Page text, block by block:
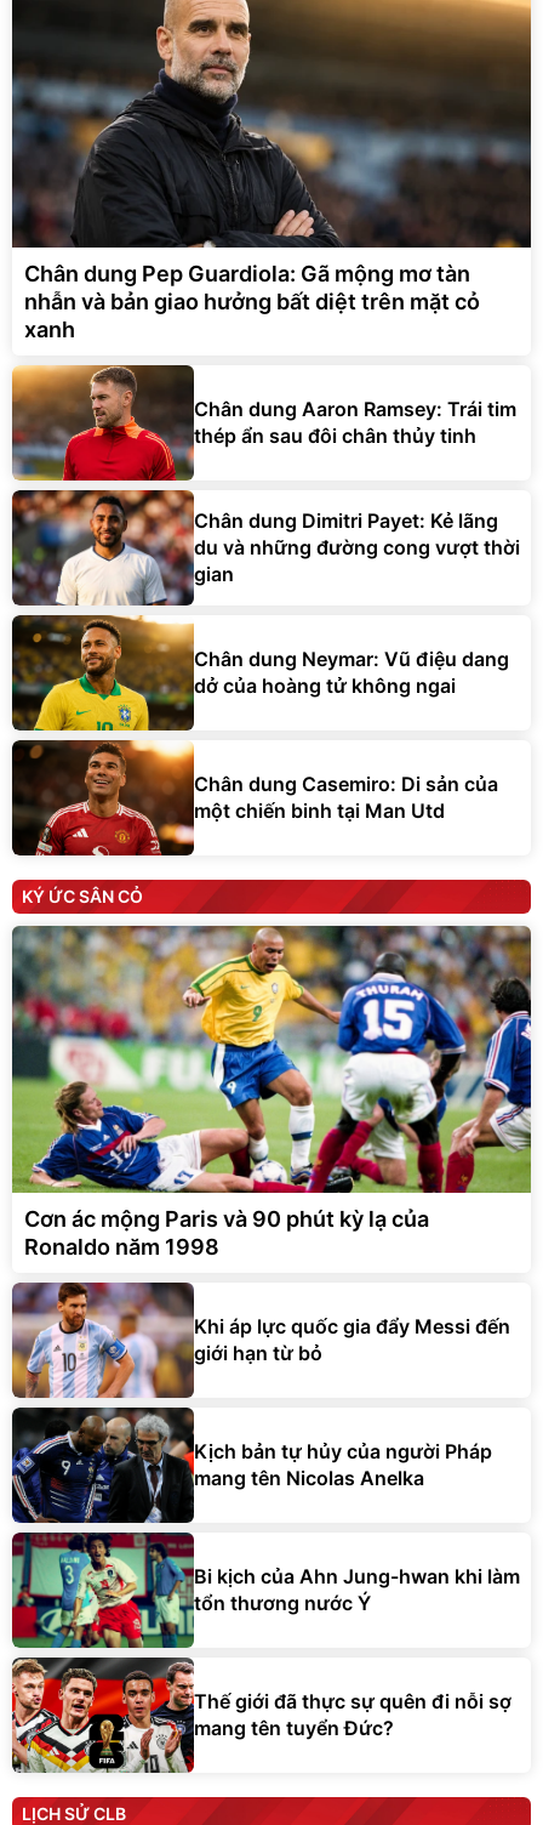
Chân dung Pep Guardiola: Gã mộng mơ tàn
nhẫn và bản giao hưởng bất diệt trên mặt cỏ
xanh
Chân dung Aaron Ramsey: Trái tim
thép ẩn sau đôi chân thủy tinh
Chân dung Dimitri Payet: Kẻ lãng
du và những đường cong vượt thời
gian
Chân dung Neymar: Vũ điệu dang
dở của hoàng tử không ngai
Chân dung Casemiro: Di sản của
một chiến binh tại Man Utd
KÝ ỨC SÂN CỎ
Cơn ác mộng Paris và 90 phút kỳ lạ của
Ronaldo năm 1998
Khi áp lực quốc gia đẩy Messi đến
giới hạn từ bỏ
Kịch bản tự hủy của người Pháp
mang tên Nicolas Anelka
Bi kịch của Ahn Jung-hwan khi làm
tổn thương nước Ý
Thế giới đã thực sự quên đi nỗi sợ
mang tên tuyển Đức?
LỊCH SỬ CLB